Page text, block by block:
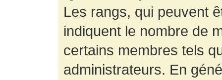
Les rangs, qui peuvent
indiquent le nombre de
certains membres tels
administrateurs. En